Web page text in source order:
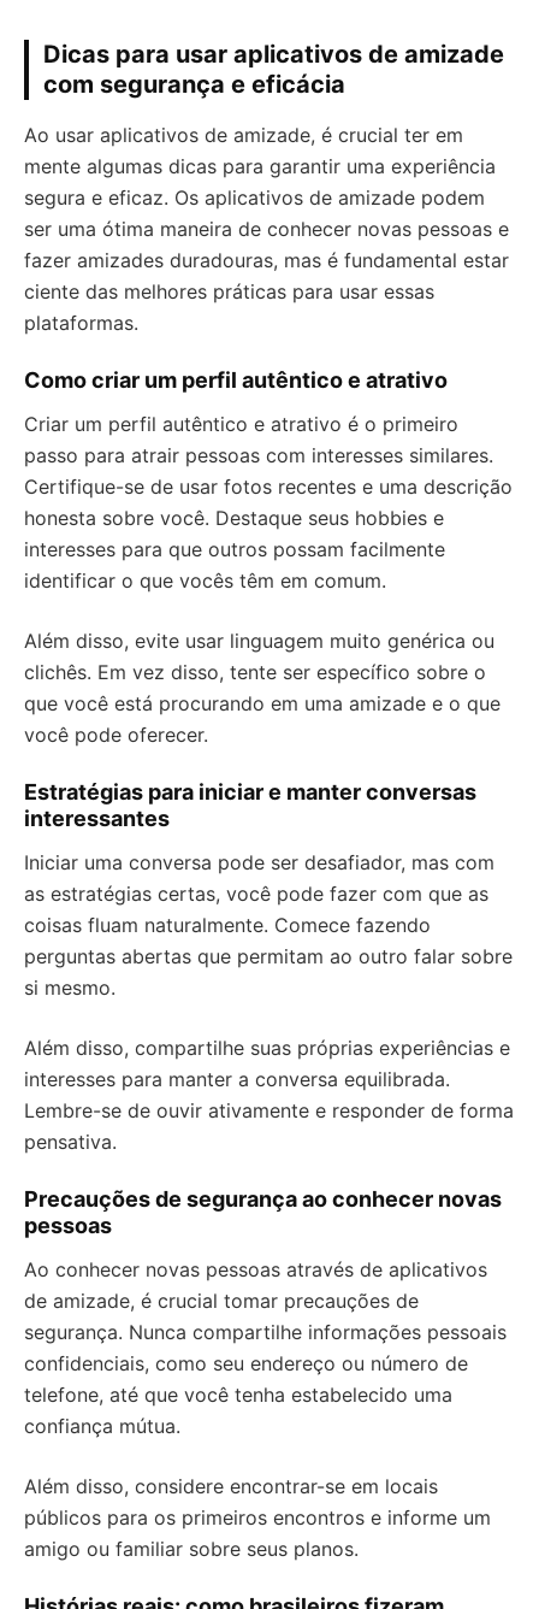
Dicas para usar aplicativos de amizade
com segurança e eficácia
Ao usar aplicativos de amizade, é crucial ter em
mente algumas dicas para garantir uma experiência
segura e eficaz. Os aplicativos de amizade podem
ser uma ótima maneira de conhecer novas pessoas e
fazer amizades duradouras, mas é fundamental estar
ciente das melhores práticas para usar essas
plataformas.
Como criar um perfil autêntico e atrativo
Criar um perfil autêntico e atrativo é o primeiro
passo para atrair pessoas com interesses similares.
Certifique-se de usar fotos recentes e uma descrição
honesta sobre você. Destaque seus hobbies e
interesses para que outros possam facilmente
identificar o que vocês têm em comum.
Além disso, evite usar linguagem muito genérica ou
clichês. Em vez disso, tente ser específico sobre o
que você está procurando em uma amizade e o que
você pode oferecer.
Estratégias para iniciar e manter conversas
interessantes
Iniciar uma conversa pode ser desafiador, mas com
as estratégias certas, você pode fazer com que as
coisas fluam naturalmente. Comece fazendo
perguntas abertas que permitam ao outro falar sobre
si mesmo.
Além disso, compartilhe suas próprias experiências e
interesses para manter a conversa equilibrada.
Lembre-se de ouvir ativamente e responder de forma
pensativa.
Precauções de segurança ao conhecer novas
pessoas
Ao conhecer novas pessoas através de aplicativos
de amizade, é crucial tomar precauções de
segurança. Nunca compartilhe informações pessoais
confidenciais, como seu endereço ou número de
telefone, até que você tenha estabelecido uma
confiança mútua.
Além disso, considere encontrar-se em locais
públicos para os primeiros encontros e informe um
amigo ou familiar sobre seus planos.